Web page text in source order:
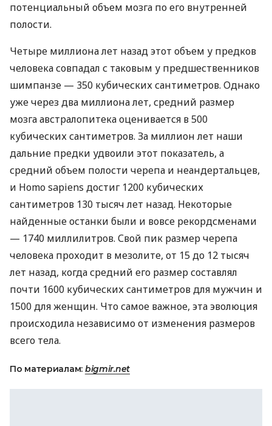
потенциальный объем мозга по его внутренней
полости.
Четыре миллиона лет назад этот объем у предков
человека совпадал с таковым у предшественников
шимпанзе — 350 кубических сантиметров. Однако
уже через два миллиона лет, средний размер
мозга австралопитека оценивается в 500
кубических сантиметров. За миллион лет наши
дальние предки удвоили этот показатель, а
средний объем полости черепа и неандертальцев,
и Homo sapiens достиг 1200 кубических
сантиметров 130 тысяч лет назад. Некоторые
найденные останки были и вовсе рекордсменами
— 1740 миллилитров. Свой пик размер черепа
человека проходит в мезолите, от 15 до 12 тысяч
лет назад, когда средний его размер составлял
почти 1600 кубических сантиметров для мужчин и
1500 для женщин. Что самое важное, эта эволюция
происходила независимо от изменения размеров
всего тела.
По материалам: bigmir.net